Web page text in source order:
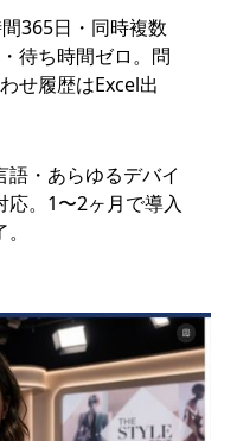
365日・同時複数
待ち時間ゼロ。問
せ履歴はExcel出
語・あらゆるデバイ
応。1〜2ヶ月で導入